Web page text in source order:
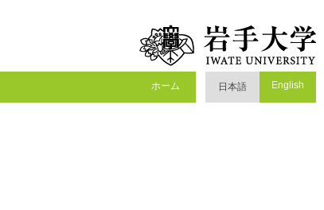
ホーム 日本語 English